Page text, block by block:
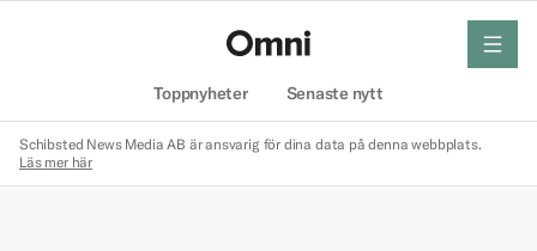
Toppnyheter Senaste nytt
meny
Schibsted News Media AB är ansvarig för dina data på denna webbplats.
Läs mer här